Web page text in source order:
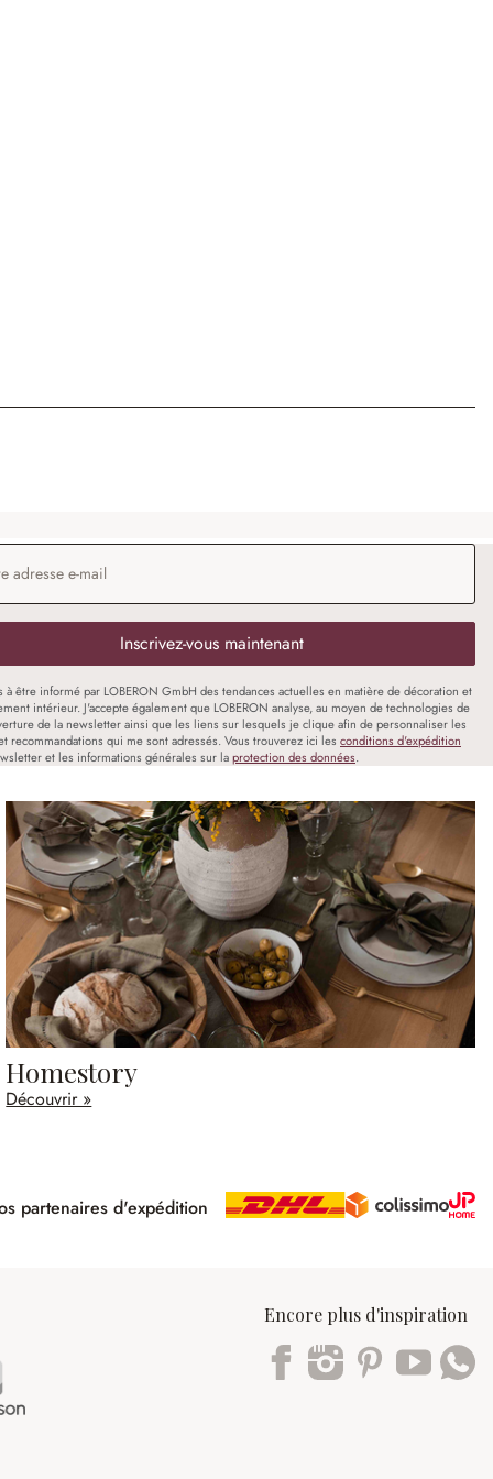
mail
Inscrivez-vous maintenant
à être informé par LOBERON GmbH des tendances actuelles en matière de décoration et
intérieur. J'accepte également que LOBERON analyse, au moyen de technologies de
de la newsletter ainsi que les liens sur lesquels je clique afin de personnaliser les
recommandations qui me sont adressés. Vous trouverez ici les conditions d'expédition
et les informations générales sur laprotection des données.
Homestory
Découvrir »
partenaires d'expédition
Encore plus d'inspiration